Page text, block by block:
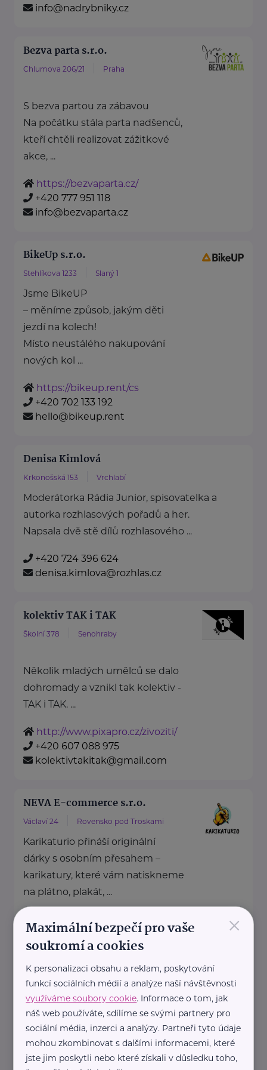
info@nadrybniky.cz
Bezva parta s.r.o.
Chlumova 206/21 Praha
S bezva partou za zábavou
Na počátku stála parta nadšenců,
kteří chtěli realizovat zážitkové
akce, ...
https://bezvaparta.cz/
+420 777 951 118
info@bezvaparta.cz
BikeUp s.r.o.
Stehlíkova 1233 Slaný 1
Jsme BikeUP
– měníme způsob, jakým děti
jezdí na kolech!
Místo neustálého nakupování
nových kol ...
https://bikeup.rent/cs
+420 702 133 192
hello@bikeup.rent
Denisa Kimlová
Krkonošská 153 Vrchlabí
Moderátorka Rádia Junior, spisovatelka a
autorka rozhlasových pořadů a her.
Napsala dvě stě dílů rozhlasového ...
+420 724 396 624
denisa.kimlova@rozhlas.cz
kolektiv TAK i TAK
Školní 378 Senohraby
Několik mladých umělců se dalo
dohromady a vznikl tak kolektiv -
TAK i TAK. ...
http://www.pixapro.cz/zivoziti/
+420 607 088 975
kolektivtakitak@gmail.com
NEVA E-commerce s.r.o.
Václaví 24 Rovensko pod Troskami
Karikaturio přináší originální
dárky s osobním přesahem –
karikatury, které vám natiskneme
na plátno, plakát, ...
https://www.karikaturio.cz/
+420 724 581 999
mail@karikaturio.cz
RCobchod.cz
Švermova 782 Lysá nad Labem
RCobchod.cz je rodinný e-shop s
tradicí od roku 2007, který přináší
×
Maximální bezpečí pro vaše
soukromí a cookies
K personalizaci obsahu a reklam, poskytování
funkcí sociálních médií a analýze naší návštěvnosti
využíváme soubory cookie. Informace o tom, jak
náš web používáte, sdílíme se svými partnery pro
sociální média, inzerci a analýzy. Partneři tyto údaje
mohou zkombinovat s dalšími informacemi, které
jste jim poskytli nebo které získali v důsledku toho,